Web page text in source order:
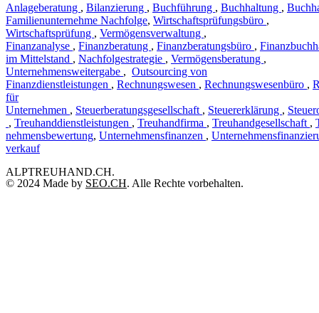
Anlageberatung , Bilanzierung , Buchführung , Buchhaltung ,
Familienunternehme Nachfolge, Wirtschaftsprüfungsbüro ,
Wirtschaftsprüfung , Vermögensverwaltung ,
Finanzanalyse , Finanzberatung , Finanzberatungsbüro ,
im Mittelstand , Nachfolgestrategie , Vermögensberatung ,
Unternehmensweitergabe , Outsourcing von
Finanzdienstleistungen , Rechnungswesen , Rechnungswesenbüro ,
für
Unternehmen , Steuerberatungsgesellschaft , Steuererklärung ,
, Treuhanddienstleistungen , Treuhandfirma , Treuhandgesellschaft ,
nehmensbewertung, Unternehmensfinanzen ,
verkauf
ALPTREUHAND.CH.
© 2024 Made by SEO.CH. Alle Rechte vorbehalten.